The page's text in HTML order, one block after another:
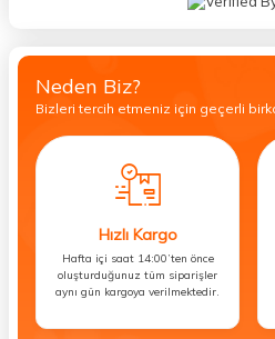
Neden Biz?
Bizleri tercih etmeniz için geçerli
Hızlı Kargo
Hafta içi saat 14:00’ten önce
oluşturduğunuz tüm siparişler
aynı gün kargoya verilmektedir.